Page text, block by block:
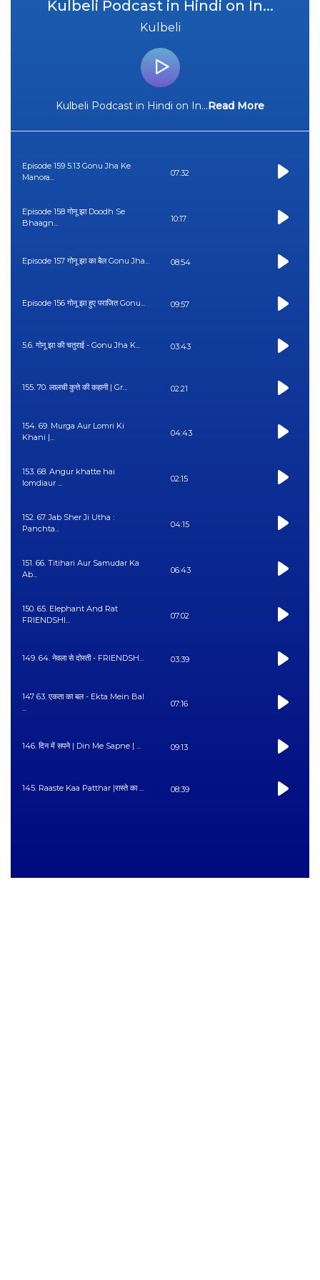
Kulbeli Podcast in Hindi on In...
Kulbeli
Kulbeli Podcast in Hindi on In...Read More
Episode 159 5.13 Gonu Jha Ke
Manora...
07:32
Episode 158 गोनू झा Doodh Se
Bhaagn...
10:17
Episode 157 गोनू झा का बैल Gonu Jha... 08:54
Episode 156 गोनू झा हुए पराजित Gonu... 09:57
5.6. गोनू झा की चतुराई - Gonu Jha K... 03:43
155. 70. लालची कुत्ते की कहानी | Gr... 02:21
154. 69. Murga Aur Lomri Ki
Khani |...
04:43
153. 68. Angur khatte hai
lomdiaur ...
02:15
152. 67. Jab Sher Ji Utha :
Panchta...
04:15
151. 66. Titihari Aur Samudar Ka
Ab...
06:43
150. 65. Elephant And Rat
FRIENDSHI...
07:02
149. 64. नेवला से दोस्ती - FRIENDSH... 03:39
147 63. एकता का बल - Ekta Mein Bal
...
07:16
146. दिन में सपने | Din Me Sapne | ... 09:13
145. Raaste Kaa Patthar |रास्ते का ... 08:39